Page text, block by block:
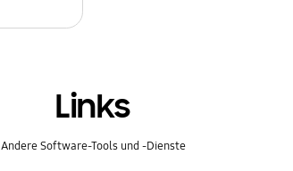
Links
Andere Software-Tools und -Dienste